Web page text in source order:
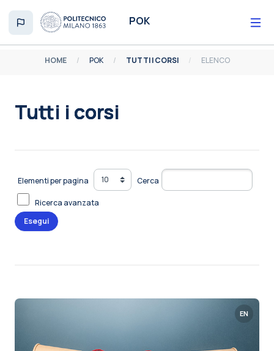
POK
HOME POK TUTTI I CORSI ELENCO
Tutti i corsi
Elementi per pagina Cerca
Ricerca avanzata
EN